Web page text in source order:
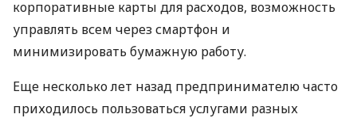
корпоративные карты для расходов, возможность
управлять всем через смартфон и
минимизировать бумажную работу.
Еще несколько лет назад предпринимателю часто
приходилось пользоваться услугами разных